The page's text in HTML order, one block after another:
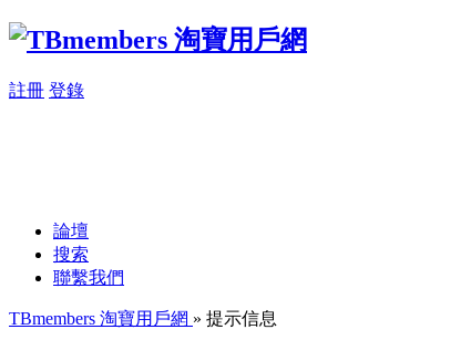
註冊 登錄
論壇
搜索
聯繫我們
TBmembers 淘寶用戶網 » 提示信息